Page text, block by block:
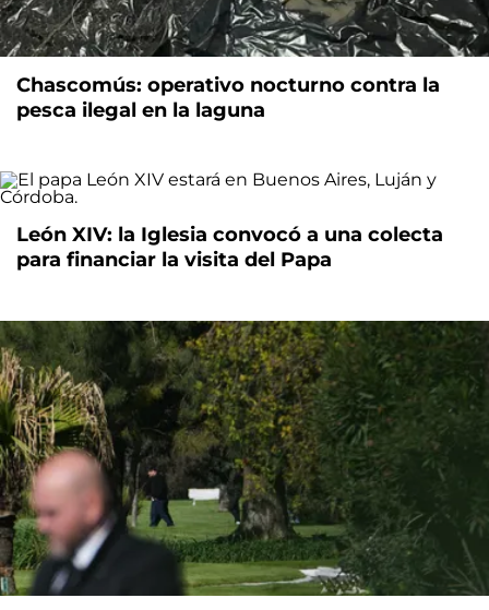
Chascomús: operativo nocturno contra la
pesca ilegal en la laguna
León XIV: la Iglesia convocó a una colecta
para financiar la visita del Papa